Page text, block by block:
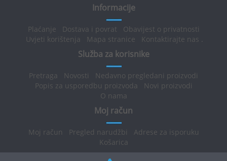
Informacije
Plaćanje Dostava i povrat
Obavijest o privatnosti
Uvjeti korištenja
Mapa stranice Kontaktirajte nas .
Služba za korisnike
Pretraga Novosti
Nedavno pregledani proizvodi
Popis za usporedbu proizvoda
Novi proizvodi
O nama
Moj račun
Moj račun Pregled narudžbi
Adrese za isporuku
Košarica